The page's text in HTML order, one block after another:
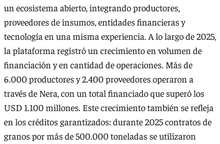
un ecosistema abierto, integrando productores,
proveedores de insumos, entidades financieras y
tecnología en una misma experiencia. A lo largo de 2025,
la plataforma registró un crecimiento en volumen de
financiación y en cantidad de operaciones. Más de
6.000 productores y 2.400 proveedores operaron a
través de Nera, con un total financiado que superó los
USD 1.100 millones. Este crecimiento también se refleja
en los créditos garantizados: durante 2025 contratos de
granos por más de 500.000 toneladas se utilizaron